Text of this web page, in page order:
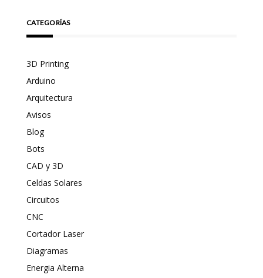
CATEGORÍAS
3D Printing
Arduino
Arquitectura
Avisos
Blog
Bots
CAD y 3D
Celdas Solares
Circuitos
CNC
Cortador Laser
Diagramas
Energia Alterna